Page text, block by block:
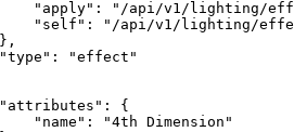
"apply" : " /api/v1/lighting/
"self" : " /api/v1/lighting/
},
"type" : "effect "
"attributes" : {
"name" : "4th Dimension "